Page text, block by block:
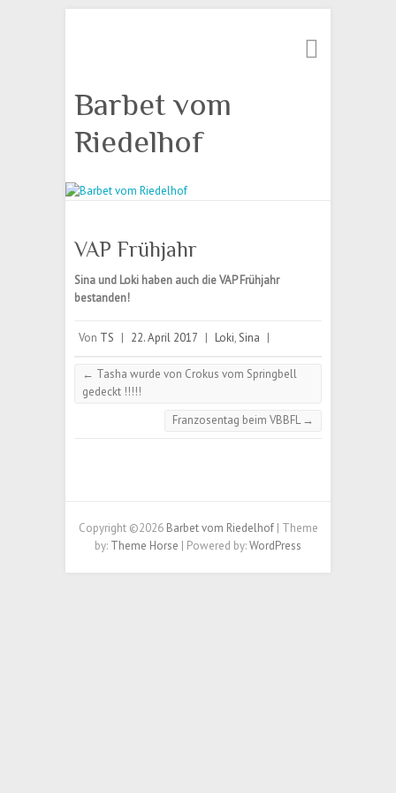
Barbet vom
Riedelhof
VAP Frühjahr
Sina und Loki haben auch die VAP Frühjahr
bestanden!
Von TS | 22. April 2017 | Loki,Sina |
← Tasha wurde von Crokus vom Springbell
gedeckt !!!!!
Franzosentag beim VBBFL→
Copyright ©2026 Barbet vom Riedelhof| Theme
by: Theme Horse | Powered by:WordPress